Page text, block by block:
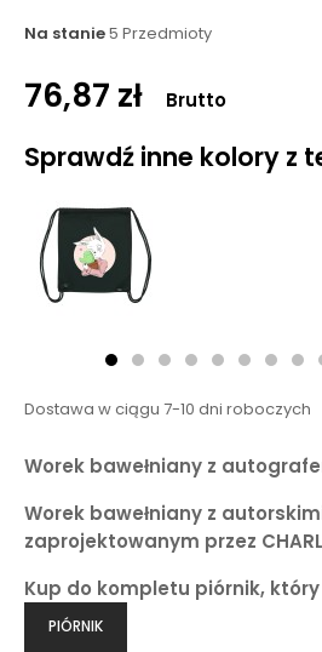
Na stanie5 Przedmioty
76,87 zł Brutto
Sprawdź inne kolory z
Dostawa w ciągu 7-10 dni roboczych
Worek bawełniany z
Worek bawełniany z
zaprojektowanym przez
Kup do kompletu piórnik,
PIÓRNIK